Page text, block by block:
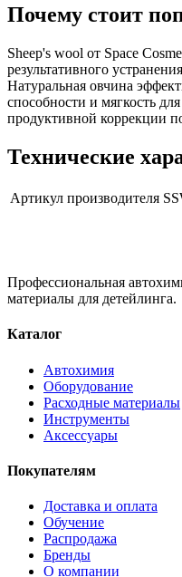
Почему стоит
Sheep's wool от Space
результативного
Натуральная овчина
способности и мягкость
продуктивной коррекции
Технические
Артикул производителя
Профессиональная
материалы для детейлинга.
Каталог
Автохимия
Оборудование
Расходные материалы
Инструменты
Аксессуары
Покупателям
Доставка и оплата
Обучение
Распродажа
Бренды
О компании